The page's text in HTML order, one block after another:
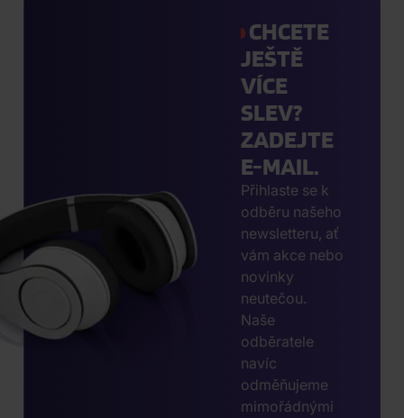
CHCETE
JEŠTĚ
VÍCE
SLEV?
ZADEJTE
E-MAIL.
Přihlaste se k
odběru našeho
newsletteru, ať
vám akce nebo
novinky
neutečou.
Naše
odběratele
navíc
odměňujeme
mimořádnými